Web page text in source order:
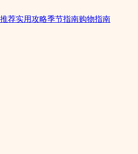
荐实用攻略季节指南购物指南